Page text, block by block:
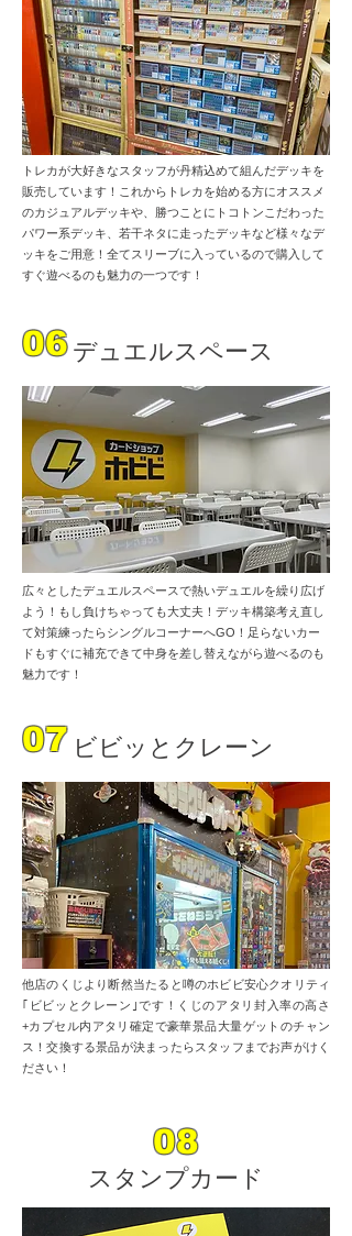
トレカが大好きなスタッフが丹精込めて組んだデッキを
販売しています！これからトレカを始める方にオススメ
のカジュアルデッキや、勝つことにトコトンこだわった
パワー系デッキ、若干ネタに走ったデッキなど様々なデ
ッキをご用意！全てスリーブに入っているので購入して
すぐ遊べるのも魅力の一つです！
06 デュエルスペース
広々としたデュエルスペースで熱いデュエルを繰り広げ
よう！もし負けちゃっても大丈夫！デッキ構築考え直し
て対策練ったらシングルコーナーへGO！足らないカー
ドもすぐに補充できて中身を差し替えながら遊べるのも
魅力です！
07 ビビッとクレーン
他店のくじより断然当たると噂のホビビ安心クオリティ
｢ビビッとクレーン｣です！くじのアタリ封入率の高さ
+カプセル内アタリ確定で豪華景品大量ゲットのチャン
ス！交換する景品が決まったらスタッフまでお声がけく
ださい！
08
スタンプカード